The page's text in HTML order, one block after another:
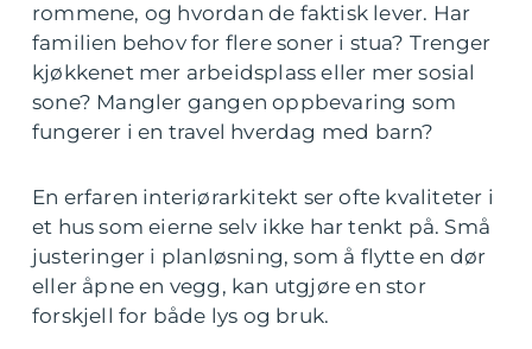
rommene, og hvordan de faktisk lever. Har
familien behov for flere soner i stua? Trenger
kjøkkenet mer arbeidsplass eller mer sosial
sone? Mangler gangen oppbevaring som
fungerer i en travel hverdag med barn?
En erfaren interiørarkitekt ser ofte kvaliteter i
et hus som eierne selv ikke har tenkt på. Små
justeringer i planløsning, som å flytte en dør
eller åpne en vegg, kan utgjøre en stor
forskjell for både lys og bruk.